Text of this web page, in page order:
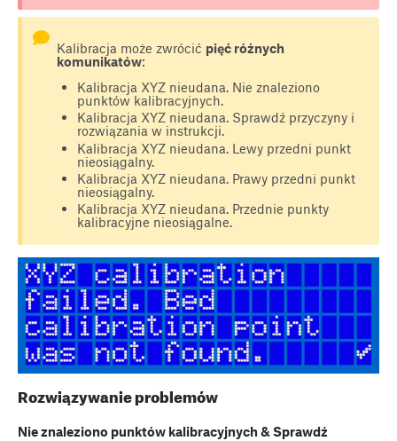
Kalibracja może zwrócić pięć różnych
komunikatów:
Kalibracja XYZ nieudana. Nie znaleziono
punktów kalibracyjnych.
Kalibracja XYZ nieudana. Sprawdź przyczyny i
rozwiązania w instrukcji.
Kalibracja XYZ nieudana. Lewy przedni punkt
nieosiągalny.
Kalibracja XYZ nieudana. Prawy przedni punkt
nieosiągalny.
Kalibracja XYZ nieudana. Przednie punkty
kalibracyjne nieosiągalne.
Rozwiązywanie problemów
Nie znaleziono punktów kalibracyjnych & Sprawdź